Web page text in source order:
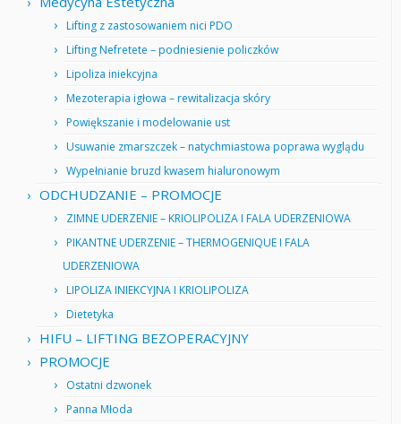
Lifting z zastosowaniem nici PDO
Lifting Nefretete – podniesienie policzków
Lipoliza iniekcyjna
Mezoterapia igłowa – rewitalizacja skóry
Powiększanie i modelowanie ust
Usuwanie zmarszczek – natychmiastowa poprawa wyglądu
Wypełnianie bruzd kwasem hialuronowym
ODCHUDZANIE – PROMOCJE
ZIMNE UDERZENIE – KRIOLIPOLIZA I FALA UDERZENIOWA
PIKANTNE UDERZENIE – THERMOGENIQUE I FALA
UDERZENIOWA
LIPOLIZA INIEKCYJNA I KRIOLIPOLIZA
Dietetyka
HIFU – LIFTING BEZOPERACYJNY
PROMOCJE
Ostatni dzwonek
Panna Młoda